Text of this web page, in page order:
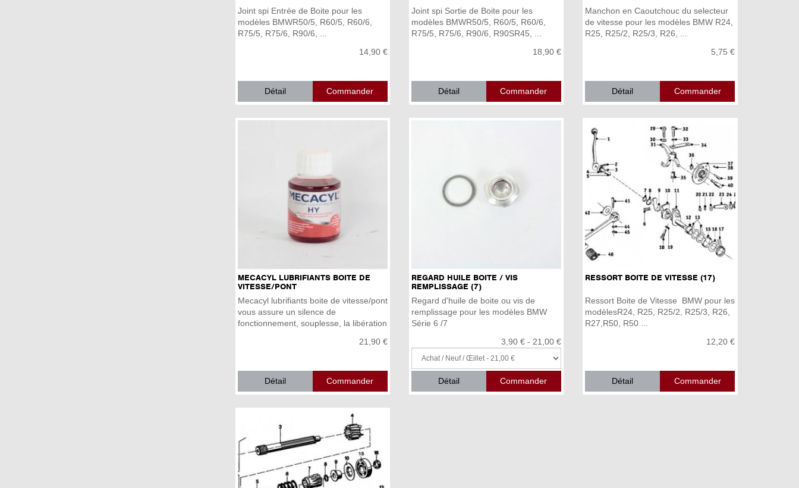
Joint spi Entrée de Boite pour les
modèles BMWR50/5, R60/5, R60/6,
R75/5, R75/6, R90/6, ...
14,90 €
Détail
Joint spi Sortie de Boite pour les
modèles BMWR50/5, R60/5, R60/6,
R75/5, R75/6, R90/6, R90SR45, ...
18,90 €
Détail
Manchon en Caoutchouc du selecteur
de vitesse pour les modèles BMW R24,
R25, R25/2, R25/3, R26, ...
5,75 €
Détail
MECACYL LUBRIFIANTS BOITE DE
VITESSE/PONT
Mecacyl lubrifiants boite de vitesse/pont
vous assure un silence de
fonctionnement, souplesse, la libération
21,90 €
Détail
REGARD HUILE BOITE / VIS
REMPLISSAGE (7)
Regard d'huile de boite ou vis de
remplissage pour les modèles BMW
Série 6 /7
3,90 € - 21,00 €
Détail
RESSORT BOITE DE VITESSE (17)
Ressort Boite de Vitesse BMW pour les
modèlesR24, R25, R25/2, R25/3, R26,
R27,R50, R50 ...
12,20 €
Détail